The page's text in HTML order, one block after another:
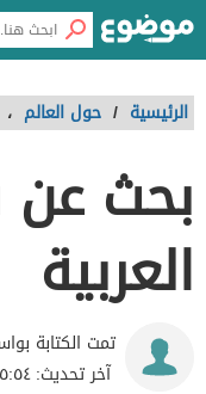
الرئيسية / حول العالم ،
بحث عن
العربية
تمت الكتابة
آخر تحديث:٠٥:٥٤ ، ٦